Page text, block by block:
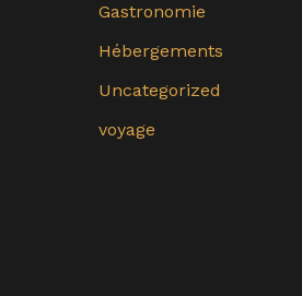
Gastronomie
Hébergements
Uncategorized
voyage